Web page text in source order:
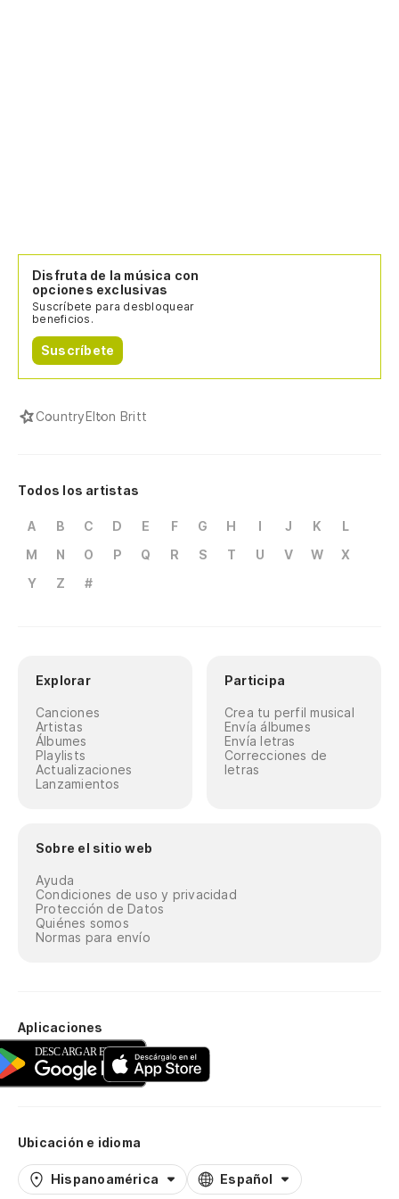
Disfruta de la música con
opciones exclusivas
Suscríbete para desbloquear
beneficios.
Suscríbete
CountryElton Britt
Todos los artistas
A B C D E F G H I J K
L
M
N O P Q R S T U V W
X
Y
Z #
Explorar
Canciones
Artistas
Álbumes
Playlists
Actualizaciones
Lanzamientos
Participa
Crea tu perfil musical
Envía álbumes
Envía letras
Correcciones de
letras
Sobre el sitio web
Ayuda
Condiciones de uso y privacidad
Protección de Datos
Quiénes somos
Normas para envío
Aplicaciones
Ubicación e idioma
Hispanoamérica Español